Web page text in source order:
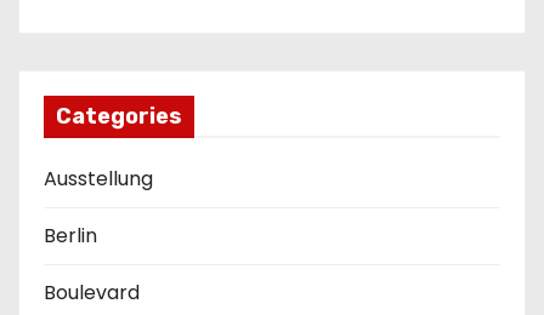
Categories
Ausstellung
Berlin
Boulevard